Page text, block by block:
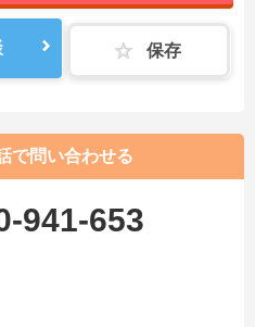
保存
で問い合わせる
941-653